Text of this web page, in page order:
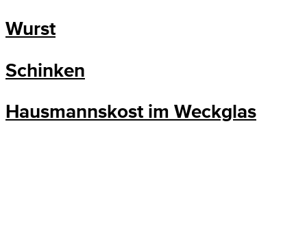
Wurst
Schinken
Hausmannskost im Weckglas